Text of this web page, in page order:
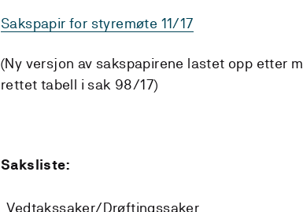
Sakspapir for styremøte 11/17
(Ny versjon av sakspapirene lastet opp etter
rettet tabell i sak 98/17)
Saksliste:
Vedtakssaker/Drøftingssaker